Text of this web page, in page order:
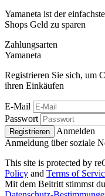
Yamaneta ist der
Shops Geld zu sparen
Zahlungsarten
Yamaneta
Registrieren Sie sich, um
ihren Einkäufen
E-Mail
Passwort
Registrieren
Anmelden
Anmeldung über soziale
This site is protected by
Policy and Terms of
Mit dem Beitritt stimmst